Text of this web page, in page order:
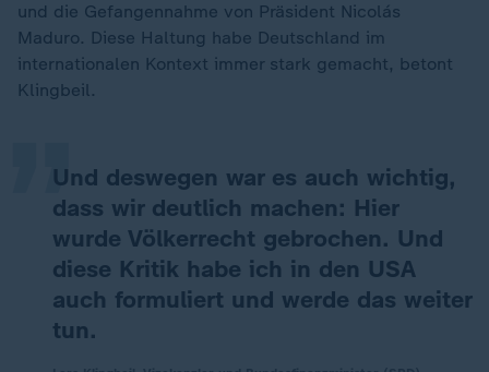
und die Gefangennahme von Präsident Nicolás
Maduro. Diese Haltung habe Deutschland im
internationalen Kontext immer stark gemacht, betont
Klingbeil.
Und deswegen war es auch wichtig,
dass wir deutlich machen: Hier
wurde Völkerrecht gebrochen. Und
diese Kritik habe ich in den USA
auch formuliert und werde das weiter
tun.
„